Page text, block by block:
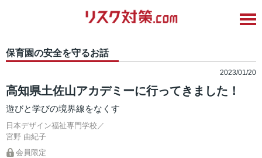
保育園の安全を守るお話
2023/01/20
高知県土佐山アカデミーに行ってきました！
遊びと学びの境界線をなくす
日本デザイン福祉専門学校／
宮野 由紀子
会員限定